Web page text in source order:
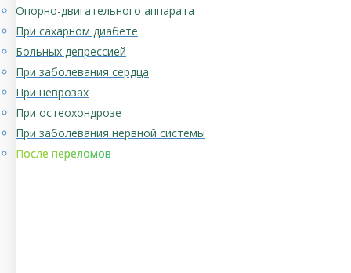
Опорно-двигательного аппарата
При сахарном диабете
Больных депрессией
При заболевания сердца
При неврозах
При остеохондрозе
При заболевания нервной системы
После переломов